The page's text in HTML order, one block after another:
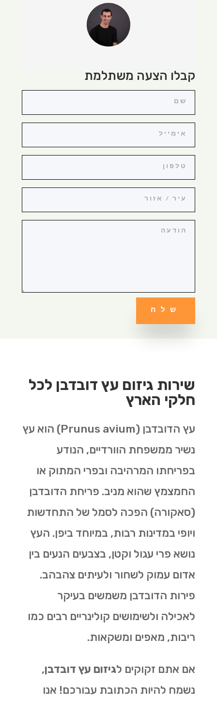
קבלו הצעה משתלמת
שלח
שירות גיזום עץ דובדבן לכל
חלקי הארץ
עץ הדובדבן (Prunus avium)
הוא עץ
נשיר ממשפחת הוורדיים, הנודע
בפריחתו המרהיבה ובפרי המתוק או
החמצמץ שהוא מניב. פריחת הדובדבן
(סאקורה) הפכה לסמל של התחדשות
ויופי במדינות רבות, במיוחד ביפן. העץ
נושא פרי עגול וקטן, בצבעים הנעים בין
אדום עמוק לשחור ולעיתים צהבהב.
פירות הדובדבן משמשים בעיקר
לאכילה ולשימושים קולינריים רבים כמו
ריבות, מאפים ומשקאות.
אם אתם זקוקים לגיזום עץ דובדבן,
נשמח להיות הכתובת עבורכם! אנו